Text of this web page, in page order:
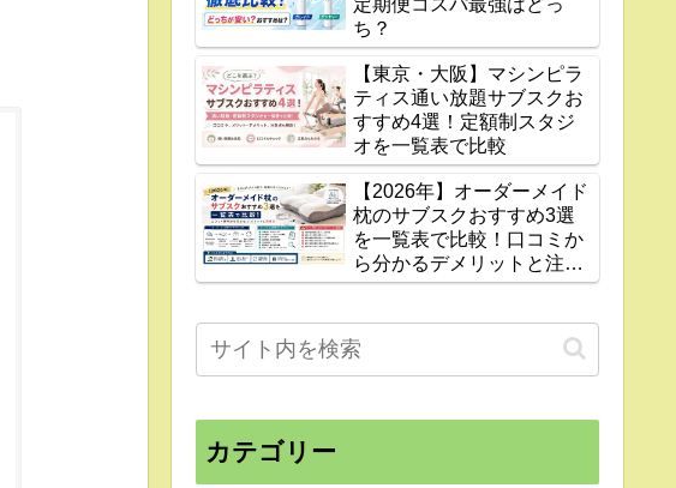
定期便コスパ最強はどっ
ち？
【東京・大阪】マシンピラ
ティス通い放題サブスクお
すすめ4選！定額制スタジ
オを一覧表で比較
【2026年】オーダーメイド
枕のサブスクおすすめ3選
を一覧表で比較！口コミか
ら分かるデメリットと注意
点
カテゴリー